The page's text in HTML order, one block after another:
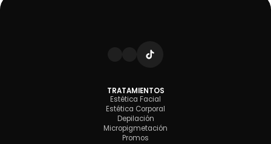
TRATAMIENTOS
Estética Facial
Estética Corporal
Depilación
Micropigmetación
Promos